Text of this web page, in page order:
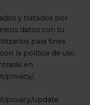
y tratados por
datos con tu
para fines
la política de uso
en
privacy/,
privacy/update.